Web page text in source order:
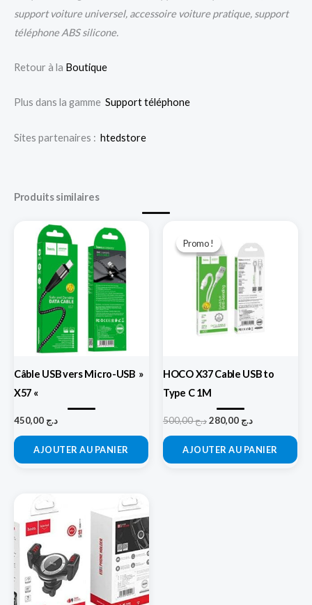
support voiture universel, accessoire voiture pratique, support
téléphone ABS silicone.
Retour à la Boutique
Plus dans la gamme Support téléphone
Sites partenaires : htedstore
Produits similaires
Câble USB vers Micro-USB »
X57 «
د.ج
AJOUTER AU PANIER
Promo !
Promo !
HOCO X37 Cable USB to
Type C 1M
د.ج500,00
prix
initial
était :
د.ج 500,00.
د.ج
actuel
est :
AJOUTER AU PANIER